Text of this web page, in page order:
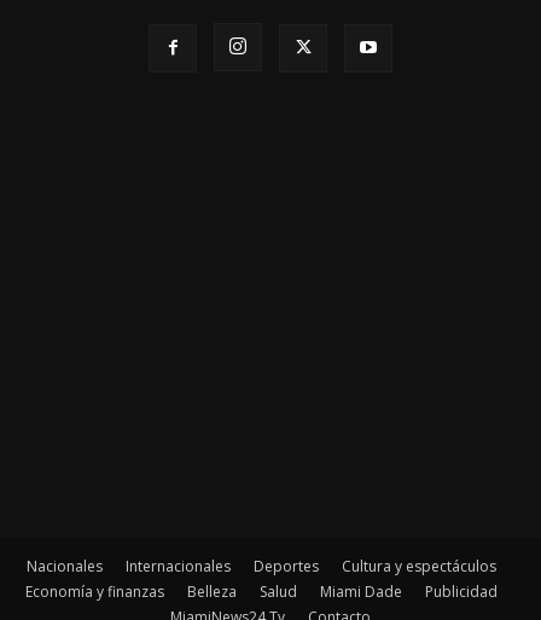
Nacionales Internacionales Deportes
Cultura y espectáculos
Economía y finanzas
Belleza Salud Miami Dade
Publicidad